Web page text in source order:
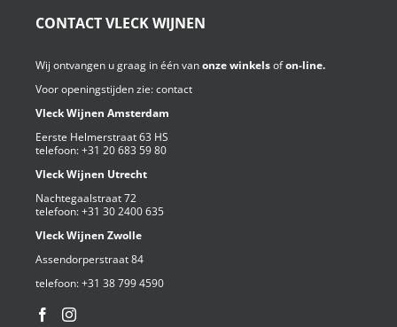
CONTACT VLECK WIJNEN
Wij ontvangen u graag in één vanonze winkelsofon-line.
Voor openingstijden zie:contact
Vleck Wijnen Amsterdam
Eerste Helmerstraat 63 HS
telefoon:+31 20 683 59 80
Vleck Wijnen Utrecht
Nachtegaalstraat 72
telefoon:+31 30 2400 635
Vleck Wijnen Zwolle
Assendorperstraat 84
telefoon:+31 38 799 4590⁩